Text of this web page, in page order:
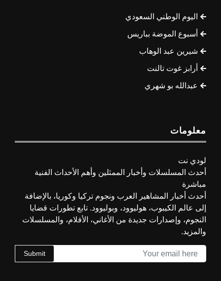
اليوم الوطني السعودي
أسبوع الموضة بباريس
شيرين عبد الوهاب
أرابز غوت تالنت
عبدالله بو شهري
معلومات
لودي نت
أحدث المسلسلات وأخبار الممثلين وأهم الأحداث الفنية
مباشرة
أحدث أخبار المشاهير العرب ونجوم تركيا وكوريا، بالإضافة
إلى عالم الكيبوب، هوليوود، وبوليوود. تابع تطورات قضايا
النجوم، وإصدارات جديدة من الأغاني، الأفلام، والمسلسلات
والمزيد.
Submit